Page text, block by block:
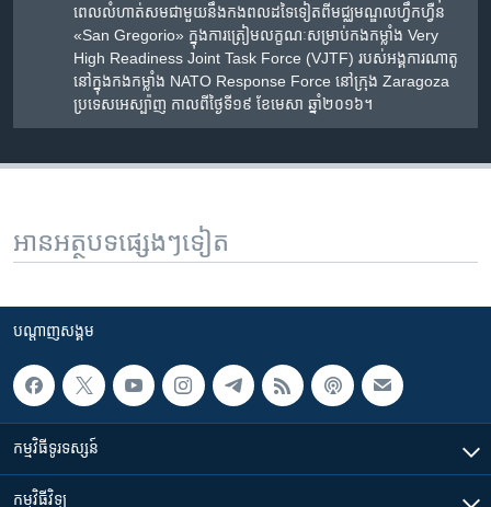
ពេល​លំហាត់​សមជាមួយ​នឹង​កងពលដទៃទៀត​ពី​មជ្ឈមណ្ឌល​ហ្វឹកហ្វឺន​
«San Gregorio» ក្នុង​ការ​ត្រៀមលក្ខណៈ​សម្រាប់​កងកម្លាំង​ Very
High Readiness Joint Task Force (VJTF) របស់​អង្គការ​ណាតូ​
នៅ​ក្នុង​កងកម្លាំង​ NATO Response Force នៅ​ក្រុង Zaragoza
ប្រទេស​អេស្ប៉ាញ​ កាល​ពី​ថ្ងៃ​ទី១៩ ខែ​មេសា ឆ្នាំ​២០១៦។
អានអត្ថបទផ្សេងៗទៀត
បណ្តាញ​សង្គម
កម្មវិធី​ទូរទស្សន៍
កម្មវិធី​វិទ្យុ